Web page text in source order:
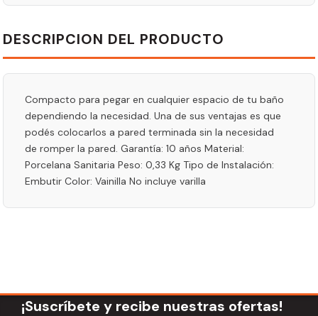
DESCRIPCION DEL PRODUCTO
Compacto para pegar en cualquier espacio de tu baño
dependiendo la necesidad. Una de sus ventajas es que
podés colocarlos a pared terminada sin la necesidad
de romper la pared. Garantía: 10 años Material:
Porcelana Sanitaria Peso: 0,33 Kg Tipo de Instalación:
Embutir Color: Vainilla No incluye varilla
¡Suscríbete y recibe nuestras ofertas!